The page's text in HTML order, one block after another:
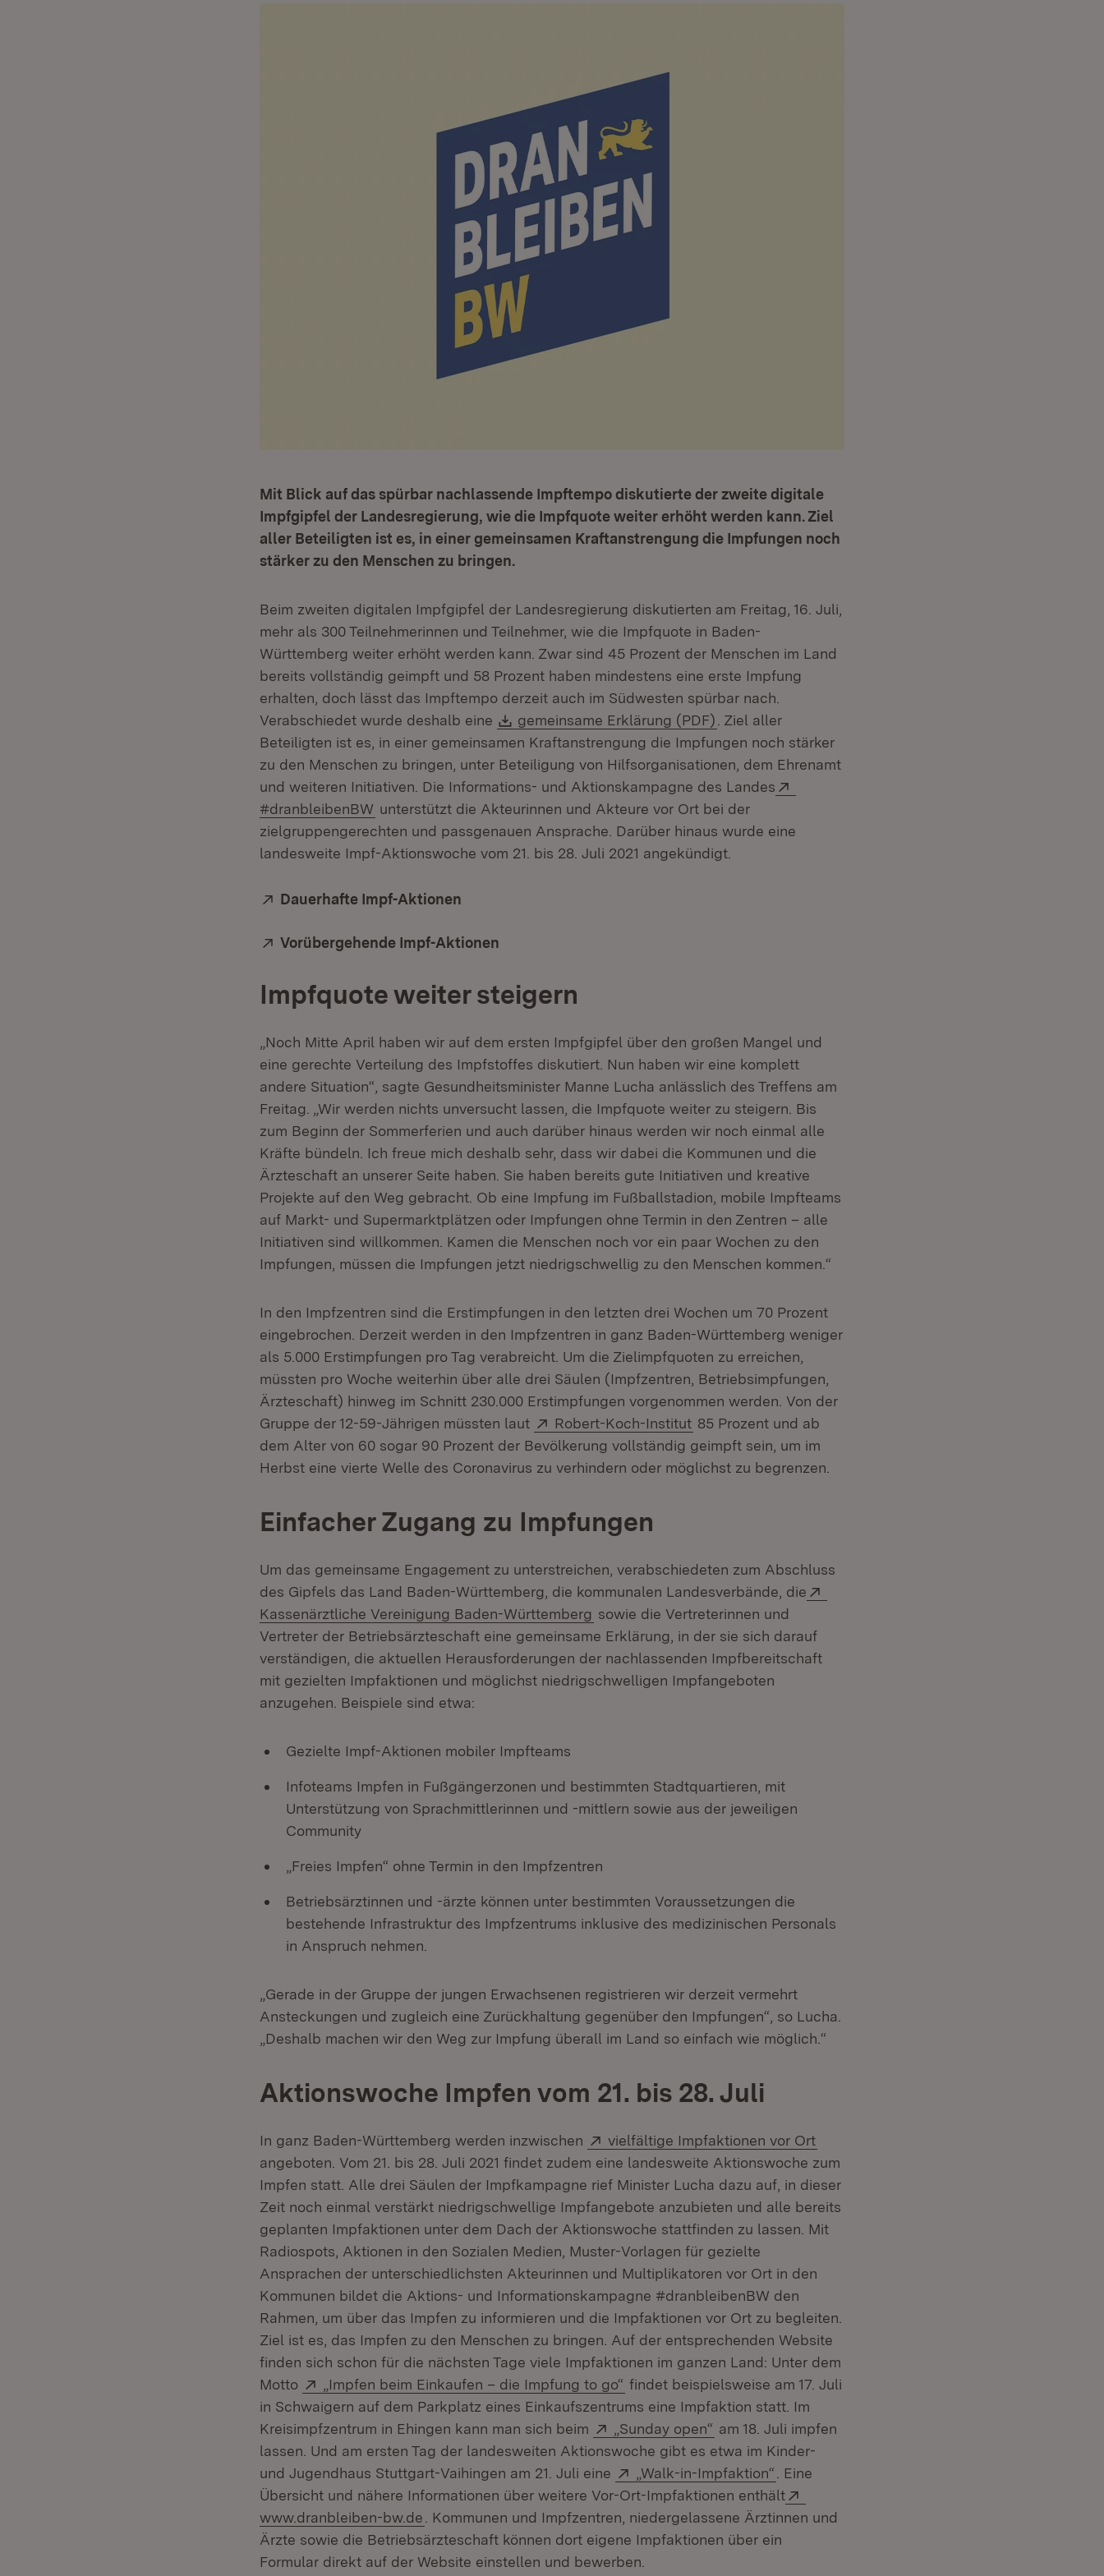
Mit Blick auf das spürbar nachlassende Impftempo diskutierte der zweite digitale
Impfgipfel der Landesregierung, wie die Impfquote weiter erhöht werden kann. Ziel
aller Beteiligten ist es, in einer gemeinsamen Kraftanstrengung die Impfungen noch
stärker zu den Menschen zu bringen.
Beim zweiten digitalen Impfgipfel der Landesregierung diskutierten am Freitag, 16. Juli,
mehr als 300 Teilnehmerinnen und Teilnehmer, wie die Impfquote in Baden-
Württemberg weiter erhöht werden kann. Zwar sind 45 Prozent der Menschen im Land
bereits vollständig geimpft und 58 Prozent haben mindestens eine erste Impfung
erhalten, doch lässt das Impftempo derzeit auch im Südwesten spürbar nach.
Verabschiedet wurde deshalb eine
Download:
gemeinsame Erklärung (PDF) (Öffnet in neuem Fenster)
. Ziel aller
Beteiligten ist es, in einer gemeinsamen Kraftanstrengung die Impfungen noch stärker
zu den Menschen zu bringen, unter Beteiligung von Hilfsorganisationen, dem Ehrenamt
und weiteren Initiativen. Die Informations- und Aktionskampagne des Landes
#dranbleibenBW (Öffnet in neuem Fenster)
unterstützt die Akteurinnen und Akteure vor Ort bei der
zielgruppengerechten und passgenauen Ansprache. Darüber hinaus wurde eine
landesweite Impf-Aktionswoche vom 21. bis 28. Juli 2021 angekündigt.
Extern:
Dauerhafte Impf-Aktionen
Extern:
Vorübergehende Impf-Aktionen
Impfquote weiter steigern
„Noch Mitte April haben wir auf dem ersten Impfgipfel über den großen Mangel und
eine gerechte Verteilung des Impfstoffes diskutiert. Nun haben wir eine komplett
andere Situation“, sagte Gesundheitsminister Manne Lucha anlässlich des Treffens am
Freitag. „Wir werden nichts unversucht lassen, die Impfquote weiter zu steigern. Bis
zum Beginn der Sommerferien und auch darüber hinaus werden wir noch einmal alle
Kräfte bündeln. Ich freue mich deshalb sehr, dass wir dabei die Kommunen und die
Ärzteschaft an unserer Seite haben. Sie haben bereits gute Initiativen und kreative
Projekte auf den Weg gebracht. Ob eine Impfung im Fußballstadion, mobile Impfteams
auf Markt- und Supermarktplätzen oder Impfungen ohne Termin in den Zentren – alle
Initiativen sind willkommen. Kamen die Menschen noch vor ein paar Wochen zu den
Impfungen, müssen die Impfungen jetzt niedrigschwellig zu den Menschen kommen.“
In den Impfzentren sind die Erstimpfungen in den letzten drei Wochen um 70 Prozent
eingebrochen. Derzeit werden in den Impfzentren in ganz Baden-Württemberg weniger
als 5.000 Erstimpfungen pro Tag verabreicht. Um die Zielimpfquoten zu erreichen,
müssten pro Woche weiterhin über alle drei Säulen (Impfzentren, Betriebsimpfungen,
Ärzteschaft) hinweg im Schnitt 230.000 Erstimpfungen vorgenommen werden. Von der
Gruppe der 12-59-Jährigen müssten laut
Extern:
Robert-Koch-Institut (Öffnet in neuem Fenster)
85 Prozent und ab
dem Alter von 60 sogar 90 Prozent der Bevölkerung vollständig geimpft sein, um im
Herbst eine vierte Welle des Coronavirus zu verhindern oder möglichst zu begrenzen.
Einfacher Zugang zu Impfungen
Um das gemeinsame Engagement zu unterstreichen, verabschiedeten zum Abschluss
des Gipfels das Land Baden-Württemberg, die kommunalen Landesverbände, die
Kassenärztliche Vereinigung Baden-Württemberg (Öffnet in neuem Fenster)
sowie die Vertreterinnen und
Vertreter der Betriebsärzteschaft eine gemeinsame Erklärung, in der sie sich darauf
verständigen, die aktuellen Herausforderungen der nachlassenden Impfbereitschaft
mit gezielten Impfaktionen und möglichst niedrigschwelligen Impfangeboten
anzugehen. Beispiele sind etwa:
Gezielte Impf-Aktionen mobiler Impfteams
Infoteams Impfen in Fußgängerzonen und bestimmten Stadtquartieren, mit
Unterstützung von Sprachmittlerinnen und -mittlern sowie aus der jeweiligen
Community
„Freies Impfen“ ohne Termin in den Impfzentren
Betriebsärztinnen und -ärzte können unter bestimmten Voraussetzungen die
bestehende Infrastruktur des Impfzentrums inklusive des medizinischen Personals
in Anspruch nehmen.
„Gerade in der Gruppe der jungen Erwachsenen registrieren wir derzeit vermehrt
Ansteckungen und zugleich eine Zurückhaltung gegenüber den Impfungen“, so Lucha.
„Deshalb machen wir den Weg zur Impfung überall im Land so einfach wie möglich.“
Aktionswoche Impfen vom 21. bis 28. Juli
In ganz Baden-Württemberg werden inzwischen Extern:
vielfältige Impfaktionen vor Ort
angeboten. Vom 21. bis 28. Juli 2021 findet zudem eine landesweite Aktionswoche zum
Impfen statt. Alle drei Säulen der Impfkampagne rief Minister Lucha dazu auf, in dieser
Zeit noch einmal verstärkt niedrigschwellige Impfangebote anzubieten und alle bereits
geplanten Impfaktionen unter dem Dach der Aktionswoche stattfinden zu lassen. Mit
Radiospots, Aktionen in den Sozialen Medien, Muster-Vorlagen für gezielte
Ansprachen der unterschiedlichsten Akteurinnen und Multiplikatoren vor Ort in den
Kommunen bildet die Aktions- und Informationskampagne #dranbleibenBW den
Rahmen, um über das Impfen zu informieren und die Impfaktionen vor Ort zu begleiten.
Ziel ist es, das Impfen zu den Menschen zu bringen. Auf der entsprechenden Website
finden sich schon für die nächsten Tage viele Impfaktionen im ganzen Land: Unter dem
Motto
Extern:
„Impfen beim Einkaufen – die Impfung to go“ (Öffnet in neuem Fenster)
findet beispielsweise am 17. Juli
in Schwaigern auf dem Parkplatz eines Einkaufszentrums eine Impfaktion statt. Im
Kreisimpfzentrum in Ehingen kann man sich beim
Extern:
„Sunday open“ (Öffnet in neuem Fenster)
am 18. Juli impfen
lassen. Und am ersten Tag der landesweiten Aktionswoche gibt es etwa im Kinder-
und Jugendhaus Stuttgart-Vaihingen am 21. Juli eine
Extern:
„Walk-in-Impfaktion“ (Öffnet in neuem Fenster)
. Eine
Übersicht und nähere Informationen über weitere Vor-Ort-Impfaktionen enthält
www.dranbleiben-bw.de (Öffnet in neuem Fenster)
. Kommunen und Impfzentren, niedergelassene Ärztinnen und
Ärzte sowie die Betriebsärzteschaft können dort eigene Impfaktionen über ein
Formular direkt auf der Website einstellen und bewerben.